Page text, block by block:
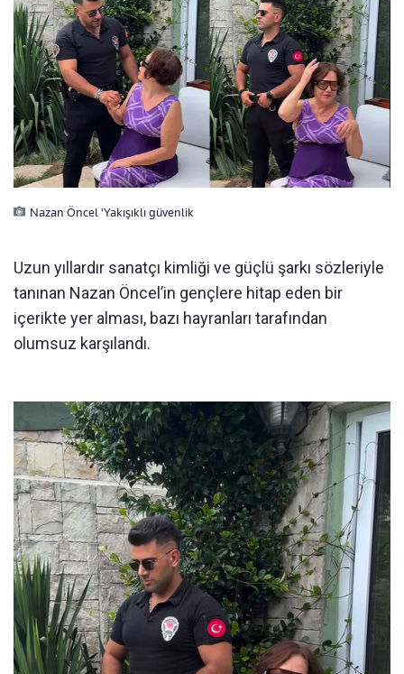
Nazan Öncel 'Yakışıklı güvenlik
Uzun yıllardır sanatçı kimliği ve güçlü şarkı sözleriyle
tanınan Nazan Öncel’in gençlere hitap eden bir
içerikte yer alması, bazı hayranları tarafından
olumsuz karşılandı.